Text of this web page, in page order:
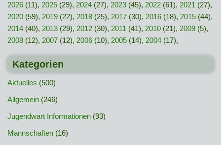
2026 (11), 2025 (29), 2024 (27), 2023 (45), 2022 (61), 2021 (27),
2020 (59), 2019 (22), 2018 (25), 2017 (30), 2016 (18), 2015 (44),
2014 (40), 2013 (29), 2012 (30), 2011 (41), 2010 (21), 2009 (5),
2008 (12), 2007 (12), 2006 (10), 2005 (14), 2004 (17),
Kategorien
Aktuelles (500)
Allgemein (246)
Jugendwart Informationen (93)
Mannschaften (16)